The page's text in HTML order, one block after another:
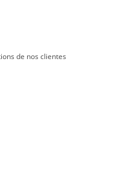
de nos clientes